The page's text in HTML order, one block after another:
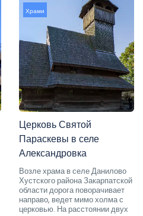
Храми
Церковь Святой
Параскевы в селе
Александровка
Возле храма в селе Данилово
Хустского района Закарпатской
области дорога поворачивает
направо, ведет мимо холма с
церковью. На расстоянии двух